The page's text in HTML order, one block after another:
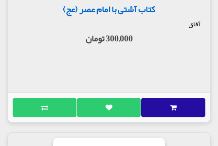
کتاب آشتی با امام عصر (عج)
آفاق
300,000 تومان